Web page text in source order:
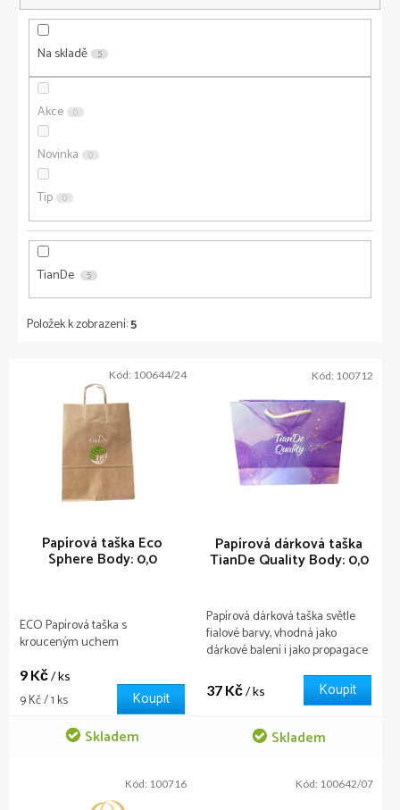
o
Na skladě 5
Akce 0
Novinka 0
Tip 0
TianDe 5
Položek k zobrazení:5
Papírová taška Eco
Sphere Body: 0,0
Skladem
9 Kč/ ks
Měrná
9 Kč / 1 ks Koupit
ECO Papírová taška s
krouceným uchem
Kód: 100644/24
Papírová dárková taška
TianDe QualityBody: 0,0
Skladem
37 Kč/ ks Koupit
Papírová dárková taška světle
fialové barvy, vhodná jako
dárkové balení i jako propagace
Kód: 100712
Kód: 100716 Kód: 100642/07